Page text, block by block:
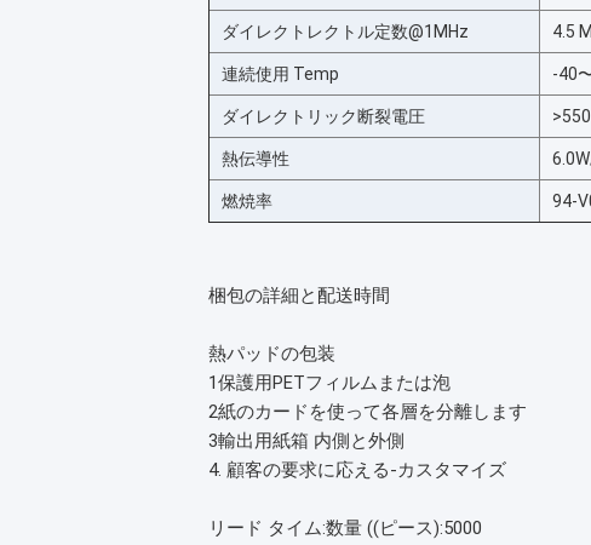
ダイレクトレクトル定数@1MHz 4.5
連続使用 Temp -40
ダイレクトリック断裂電圧
熱伝導性
燃焼率 94-
梱包の詳細と配送時間
熱パッドの包装
1保護用PETフィルムまたは泡
2紙のカードを使って各層を分離します
3輸出用紙箱 内側と外側
4. 顧客の要求に応える-カスタマイズ
リード タイム:数量 ((ピース):5000